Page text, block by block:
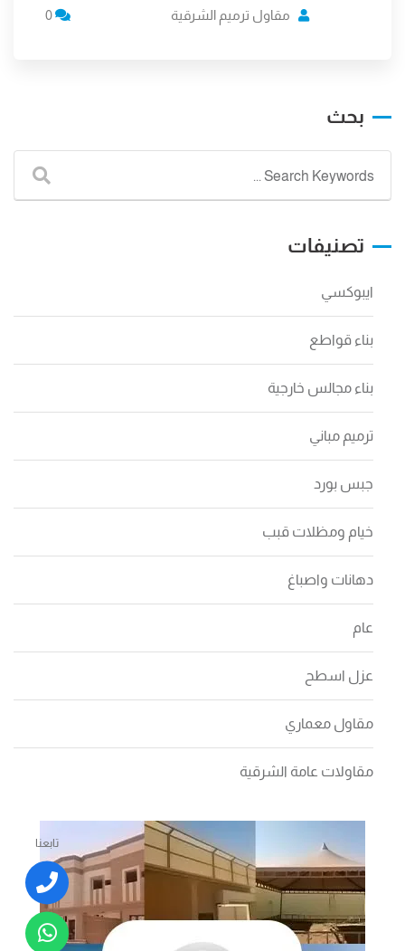
مقاول ترميم الشرقية
بحث
تصنيفات
ايبوكسي
بناء قواطع
بناء مجالس خارجية
ترميم مباني
جبس بورد
خيام ومظلات قبب
دهانات واصباغ
عام
عزل اسطح
مقاول معماري
مقاولات عامة الشرقية
تابعنا